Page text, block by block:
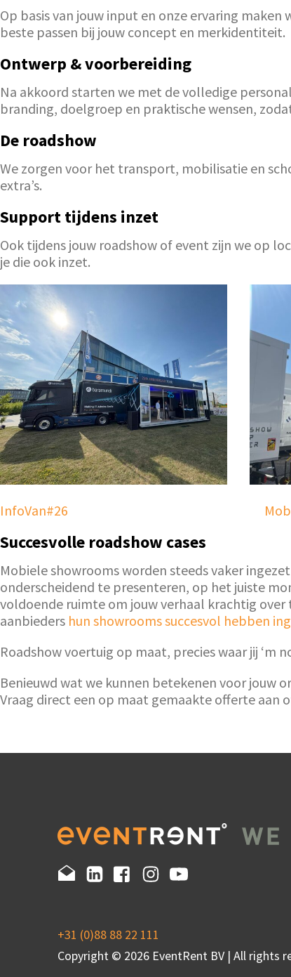
Op basis van jouw input en onze ervaring
beste passen bij jouw concept en merkidentiteit.
Ontwerp & voorbereiding
Na akkoord starten we met de volledige
branding, doelgroep en praktische wensen,
De roadshow
We zorgen voor het transport, mobilisatie en
extra’s.
Support tijdens inzet
Ook tijdens jouw roadshow of event zijn we op
je die ook inzet.
InfoVan#26
Succesvolle roadshow cases
Mobiele showrooms worden steeds vaker
onderscheidend te presenteren, op het juiste
voldoende ruimte om jouw verhaal krachtig
aanbieders hun showrooms succesvol hebben
Roadshow voertuig op maat, precies waar jij ‘m
Benieuwd wat we kunnen betekenen voor jouw
Vraag direct een op maat gemaakte offerte aan
+31 (0)88 88 22 111
Copyright © 2026 EventRent BV | All rights